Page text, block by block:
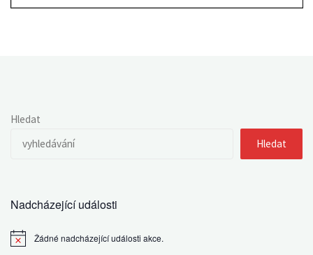
Hledat
Hledat
Nadcházející události
NoticeŽádné nadcházející události akce.